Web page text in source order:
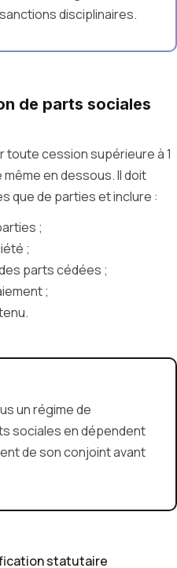
disciplinaires.
de parts sociales
cession supérieure à 1
en dessous. Il doit
que de parties et inclure :
;
;
parts cédées ;
;
un régime de
sociales en dépendent
de son conjoint avant
statutaire